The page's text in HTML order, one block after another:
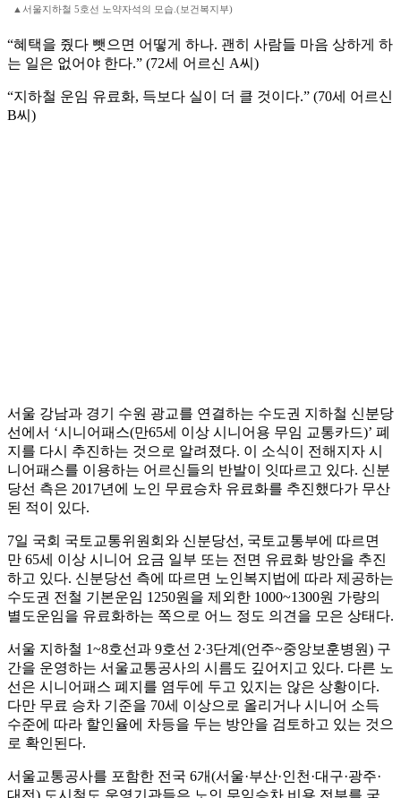
▲서울지하철 5호선 노약자석의 모습.(보건복지부)
“혜택을 줬다 뺏으면 어떻게 하나. 괜히 사람들 마음 상하게 하
는 일은 없어야 한다.” (72세 어르신 A씨)
“지하철 운임 유료화, 득보다 실이 더 클 것이다.” (70세 어르신
B씨)
서울 강남과 경기 수원 광교를 연결하는 수도권 지하철 신분당
선에서 ‘시니어패스(만65세 이상 시니어용 무임 교통카드)’ 폐
지를 다시 추진하는 것으로 알려졌다. 이 소식이 전해지자 시
니어패스를 이용하는 어르신들의 반발이 잇따르고 있다. 신분
당선 측은 2017년에 노인 무료승차 유료화를 추진했다가 무산
된 적이 있다.
7일 국회 국토교통위원회와 신분당선, 국토교통부에 따르면
만 65세 이상 시니어 요금 일부 또는 전면 유료화 방안을 추진
하고 있다. 신분당선 측에 따르면 노인복지법에 따라 제공하는
수도권 전철 기본운임 1250원을 제외한 1000~1300원 가량의
별도운임을 유료화하는 쪽으로 어느 정도 의견을 모은 상태다.
서울 지하철 1~8호선과 9호선 2·3단계(언주~중앙보훈병원) 구
간을 운영하는 서울교통공사의 시름도 깊어지고 있다. 다른 노
선은 시니어패스 폐지를 염두에 두고 있지는 않은 상황이다.
다만 무료 승차 기준을 70세 이상으로 올리거나 시니어 소득
수준에 따라 할인율에 차등을 두는 방안을 검토하고 있는 것으
로 확인된다.
서울교통공사를 포함한 전국 6개(서울·부산·인천·대구·광주·